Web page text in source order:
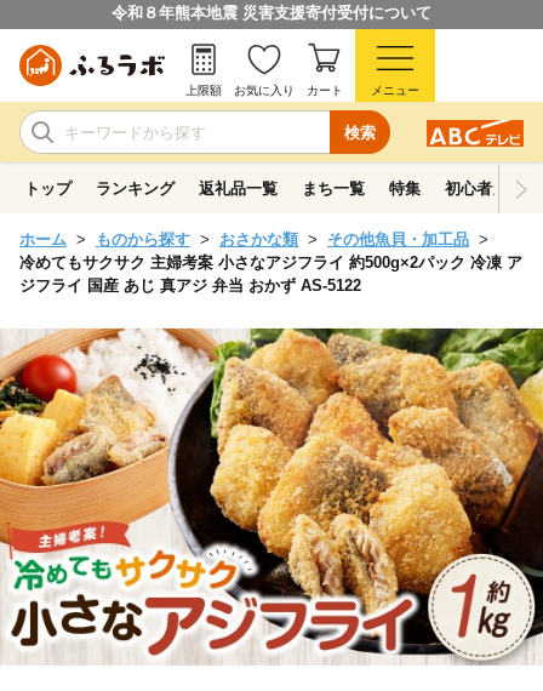
令和８年熊本地震 災害支援寄付受付について
検索
上限額 お気に入り カート メニュー
トップ ランキング 返礼品一覧 まち一覧 特集 初心者ガイド
ホーム ものから探す おさかな類
その他魚貝・加工品
冷めてもサクサク 主婦考案 小さなアジフライ 約500g×2パック 冷凍 ア
ジフライ 国産 あじ 真アジ 弁当 おかず AS-5122